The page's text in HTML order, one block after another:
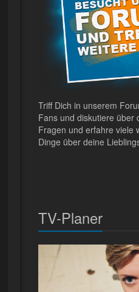
Triff Dich in unserem
Fans und diskutiere über
Fragen und erfahre viele
Dinge über deine
TV-Planer